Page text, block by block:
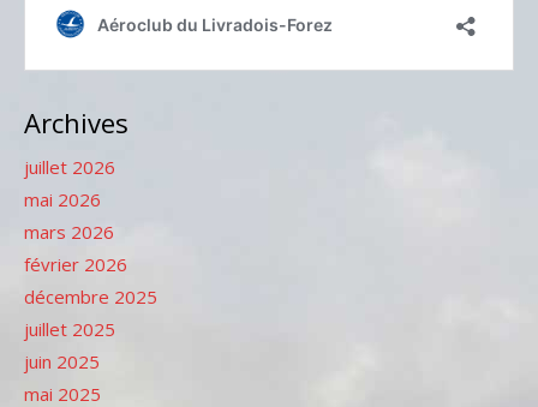
Archives
juillet 2026
mai 2026
mars 2026
février 2026
décembre 2025
juillet 2025
juin 2025
mai 2025